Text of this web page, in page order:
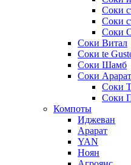
Соки
Соки
Соки
Соки Витал
Соки te
Соки Шамб
Соки Арарат
Соки
Соки
Компоты
Иджеван
Арарат
YAN
Ноян